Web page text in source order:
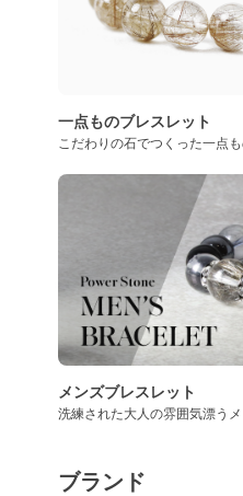
一点ものブレスレット
こだわりの石でつくった一点
メンズブレスレット
洗練された大人の雰囲気漂う
ブランド